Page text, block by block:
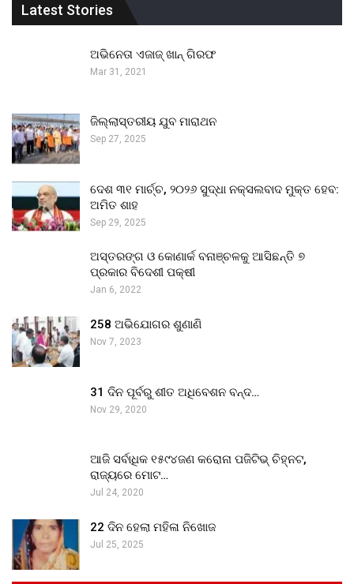
Latest Stories
ଅଭିନେତା ଏଜାଜ୍ ଖାନ୍ ଗିରଫ
Mar 31, 2021
ଜିଲ୍ଲାସ୍ତରୀୟ ଯୁବ ମାରାଥନ
Sep 27, 2025
ଦେଶ ୩୧ ମାର୍ଚ୍ଚ, ୨୦୨୬ ସୁଦ୍ଧା ନକ୍ସଲବାଦ ମୁକ୍ତ ହେବ:
ଅମିତ ଶାହ
Sep 29, 2025
ଅସ୍ତରଙ୍ଗ ଓ କୋଣାର୍କ ବନାଞ୍ଚଳକୁ ଆସିଛନ୍ତି ୭
ପ୍ରକାର ବିଦେଶୀ ପକ୍ଷୀ
Jan 6, 2022
258 ଅଭିଯୋଗର ଶୁଣାଣି
Nov 7, 2023
31 ଦିନ ପୂର୍ବରୁ ଶୀତ ଅଧିବେଶନ ବନ୍ଦ…
Nov 29, 2020
ଆଜି ସର୍ବାଧିକ ୧୫୯୪ଜଣ କରୋନା ପଜିଟିଭ୍ ଚିହ୍ନଟ,
ରାଜ୍ୟରେ ମୋଟ…
Jul 24, 2020
22 ଦିନ ହେଲା ମହିଳା ନିଖୋଜ
Jul 25, 2025